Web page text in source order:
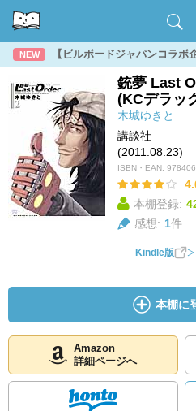
NEW 【ビルボードジャパンコラ
銃夢 Last
(KCデラッ
木城ゆきと
講談社
(2011.08.23)
ISBN・EAN:
本棚登録:
感想: 1件
Kindle版
本棚に
Amazon
詳細ページへ